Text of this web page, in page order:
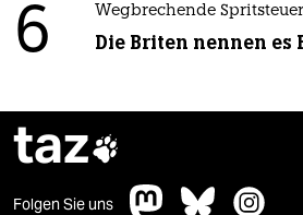
6 Wegbrechende Spritsteuer
Die Briten nennen es
taz
Folgen Sie uns